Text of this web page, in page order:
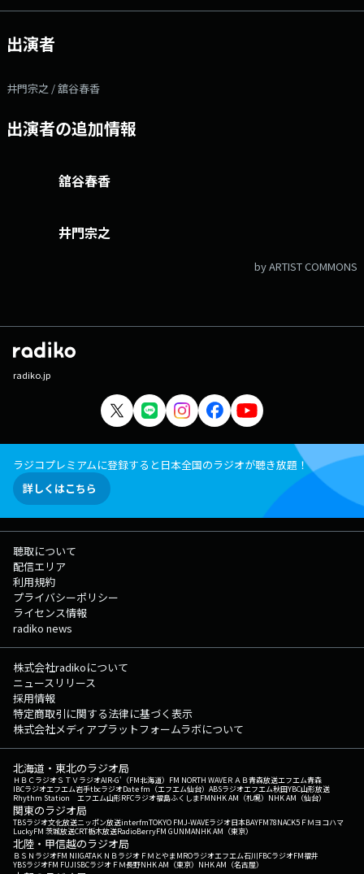
出演者
井門宗之 / 舘谷春香
出演者の追加情報
舘谷春香
井門宗之
by ARTIST COMMONS
radiko.jp
ラジコプレミアムに登録すると日本全国のラジオが聴き放題！
詳しくはこちら
聴取について
配信エリア
利用規約
プライバシーポリシー
ライセンス情報
radiko news
株式会社radikoについて
ニュースリリース
採用情報
特定商取引に関する法律に基づく表示
株式会社メディアプラットフォームラボについて
北海道・東北のラジオ局
ＨＢＣラジオＳＴＶラジオAIR-G'（FM北海道） FM NORTH WAVEＲＡＢ青森放送エフエム青森
IBCラジオエフエム岩手tbcラジオDate fm（エフエム仙台） ABSラジオエフエム秋田YBC山形放送
Rhythm Station エフエム山形RFCラジオ福島ふくしまFMNHK AM（札幌） NHK AM（仙台）
関東のラジオ局
TBSラジオ文化放送ニッポン放送interfmTOKYO FMJ-WAVEラジオ日本BAYFM78NACK5 ＦＭヨコハマ
LuckyFM 茨城放送CRT栃木放送RadioBerryFM GUNMANHK AM（東京）
北陸・甲信越のラジオ局
ＢＳＮラジオFM NIIGATAＫＮＢラジオ ＦＭとやまMROラジオエフエム石川FBCラジオFM福井
YBSラジオFM FUJISBCラジオ ＦＭ長野NHK AM（東京） NHK AM（名古屋）